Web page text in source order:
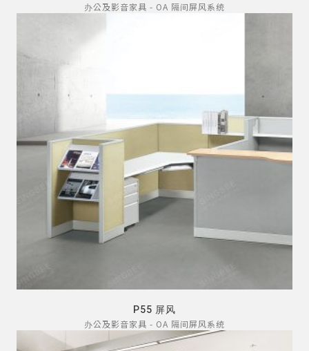
办公及影音家具 - OA 隔间屏风系统
P55 屏风
办公及影音家具 - OA 隔间屏风系统